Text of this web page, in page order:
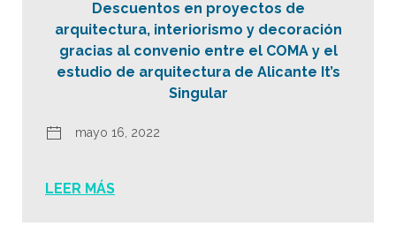
Descuentos en proyectos de
arquitectura, interiorismo y decoración
gracias al convenio entre el COMA y el
estudio de arquitectura de Alicante It’s
Singular
mayo 16, 2022
LEER MÁS